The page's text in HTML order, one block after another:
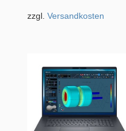
zzgl. Versandkosten